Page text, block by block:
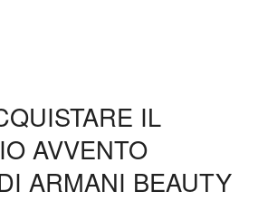
IL
AVVENTO
ARMANI BEAUTY